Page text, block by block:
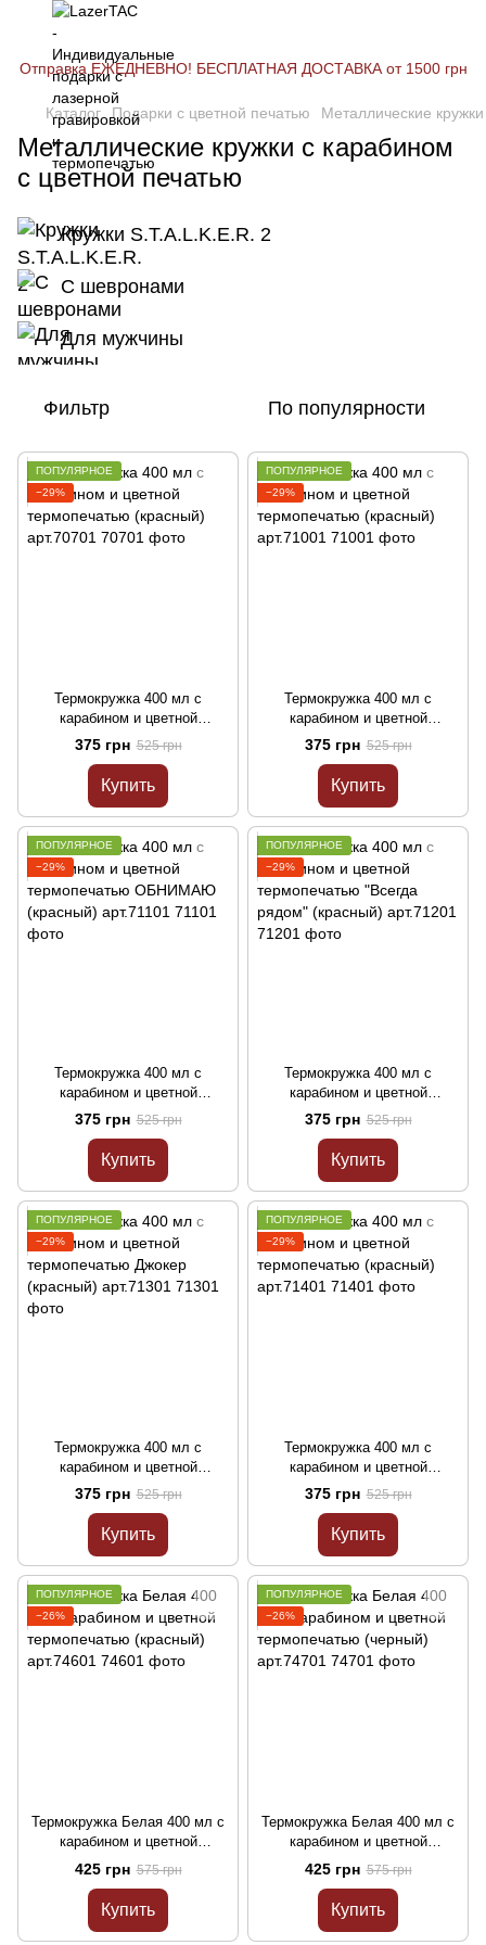
Отправка ЕЖЕДНЕВНО! БЕСПЛАТНАЯ ДОСТАВКА от 1500 грн
Каталог Подарки с цветной печатью Металлические кружки
Металлические кружки с карабином
с цветной печатью
Кружки S.T.A.L.K.E.R. 2
С шевронами
Для мужчины
Фильтр По популярности
ПОПУЛЯРНОЕ
−29%
Термокружка 400 мл с
карабином и цветной
термопечатью (красный)
арт.70701
375 грн 525 грн
Купить
ПОПУЛЯРНОЕ
−29%
Термокружка 400 мл с
карабином и цветной
термопечатью (красный)
арт.71001
375 грн 525 грн
Купить
ПОПУЛЯРНОЕ
−29%
Термокружка 400 мл с
карабином и цветной
термопечатью ОБНИМАЮ
(красный) арт.71101
375 грн 525 грн
Купить
ПОПУЛЯРНОЕ
−29%
Термокружка 400 мл с
карабином и цветной
термопечатью "Всегда рядом"
(красный) арт.71201
375 грн 525 грн
Купить
ПОПУЛЯРНОЕ
−29%
Термокружка 400 мл с
карабином и цветной
термопечатью Джокер
(красный) арт.71301
375 грн 525 грн
Купить
ПОПУЛЯРНОЕ
−29%
Термокружка 400 мл с
карабином и цветной
термопечатью (красный)
арт.71401
375 грн 525 грн
Купить
ПОПУЛЯРНОЕ
−26%
Термокружка Белая 400 мл с
карабином и цветной
термопечатью (красный)
арт.74601
425 грн 575 грн
Купить
ПОПУЛЯРНОЕ
−26%
Термокружка Белая 400 мл с
карабином и цветной
термопечатью (черный)
арт.74701
425 грн 575 грн
Купить